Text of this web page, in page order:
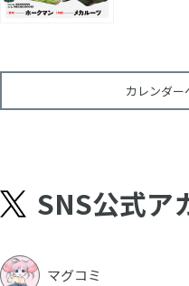
カレンダー
SNS公式ア
マグコミ